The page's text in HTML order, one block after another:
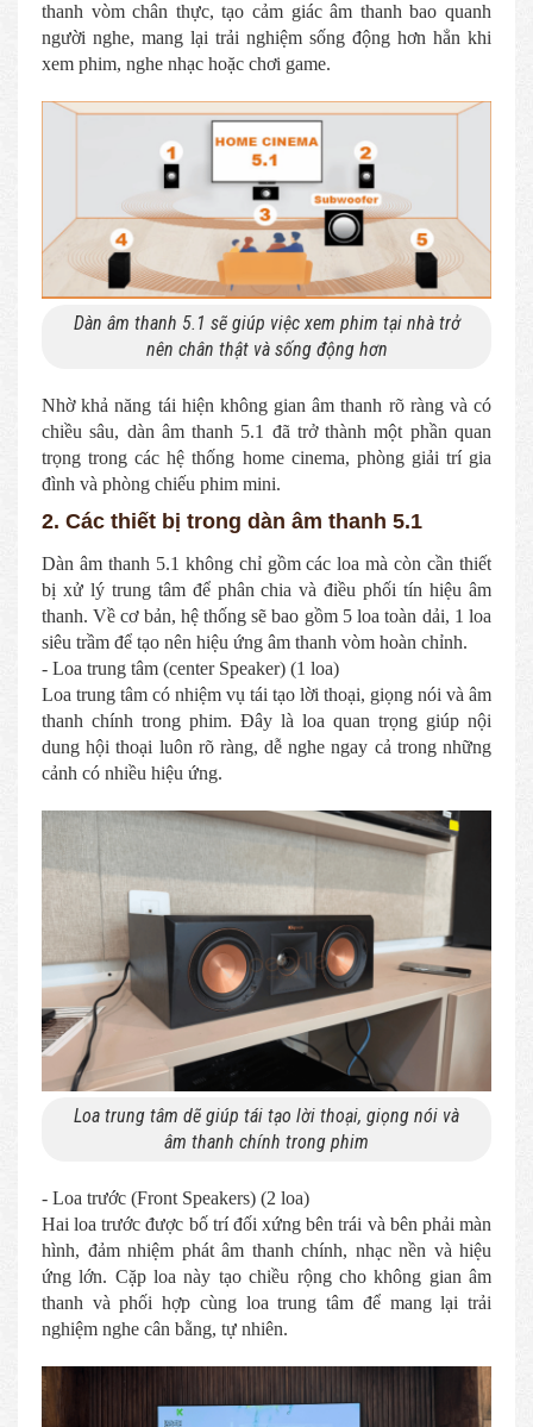
thanh vòm chân thực, tạo cảm giác âm thanh bao quanh
người nghe, mang lại trải nghiệm sống động hơn hẳn khi
xem phim, nghe nhạc hoặc chơi game.
Dàn âm thanh 5.1 sẽ giúp việc xem phim tại nhà trở
nên chân thật và sống động hơn
Nhờ khả năng tái hiện không gian âm thanh rõ ràng và có
chiều sâu, dàn âm thanh 5.1 đã trở thành một phần quan
trọng trong các hệ thống home cinema, phòng giải trí gia
đình và phòng chiếu phim mini.
2. Các thiết bị trong dàn âm thanh 5.1
Dàn âm thanh 5.1 không chỉ gồm các loa mà còn cần thiết
bị xử lý trung tâm để phân chia và điều phối tín hiệu âm
thanh. Về cơ bản, hệ thống sẽ bao gồm 5 loa toàn dải, 1 loa
siêu trầm để tạo nên hiệu ứng âm thanh vòm hoàn chỉnh.
- Loa trung tâm (center Speaker) (1 loa)
Loa trung tâm có nhiệm vụ tái tạo lời thoại, giọng nói và âm
thanh chính trong phim. Đây là loa quan trọng giúp nội
dung hội thoại luôn rõ ràng, dễ nghe ngay cả trong những
cảnh có nhiều hiệu ứng.
Loa trung tâm dẽ giúp tái tạo lời thoại, giọng nói và
âm thanh chính trong phim
- Loa trước (Front Speakers) (2 loa)
Hai loa trước được bố trí đối xứng bên trái và bên phải màn
hình, đảm nhiệm phát âm thanh chính, nhạc nền và hiệu
ứng lớn. Cặp loa này tạo chiều rộng cho không gian âm
thanh và phối hợp cùng loa trung tâm để mang lại trải
nghiệm nghe cân bằng, tự nhiên.